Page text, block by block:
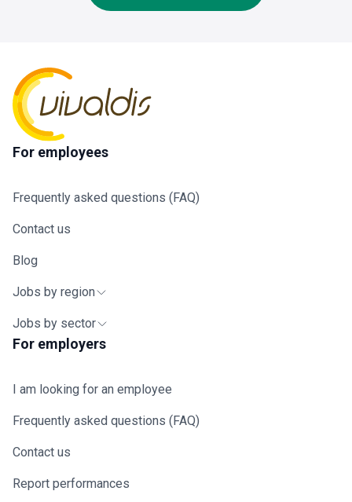
For employees
Frequently asked questions (FAQ)
Contact us
Blog
Jobs by region
Jobs by sector
For employers
I am looking for an employee
Frequently asked questions (FAQ)
Contact us
Report performances